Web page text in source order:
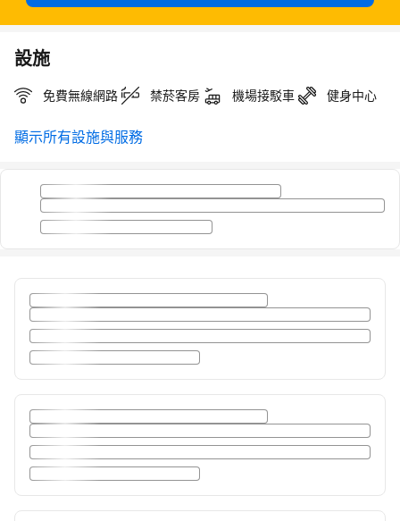
設施
免費無線網路 禁菸客房 機場接駁車 健身中心
顯示所有設施與服務